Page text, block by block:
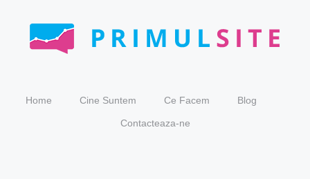
Home Cine Suntem Ce Facem Blog
Contacteaza-ne